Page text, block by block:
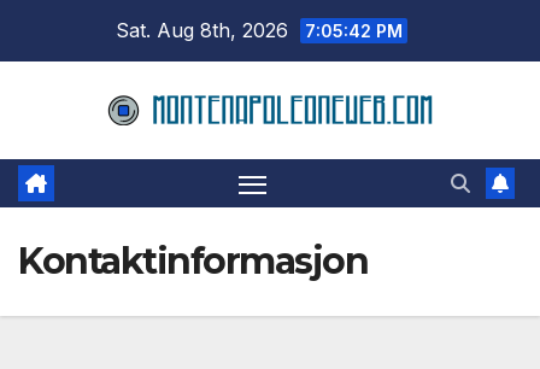
Sat. Aug 8th, 2026 7:05:42 PM
Kontaktinformasjon